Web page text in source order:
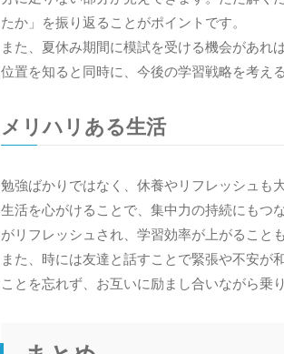
たか」を振り返ることがポイントです。
また、夏休み期間に模試を受ける機会があれ
位置を知ると同時に、今後の学習戦略を考え
メリハリある生活
勉強ばかりではなく、休養やリフレッシュも
生活を心がけることで、集中力の持続にもつ
がリフレッシュされ、学習効率が上がることも
また、時には友達と話すことで緊張や不安が
ことを忘れず、お互いに励まし合いながら乗